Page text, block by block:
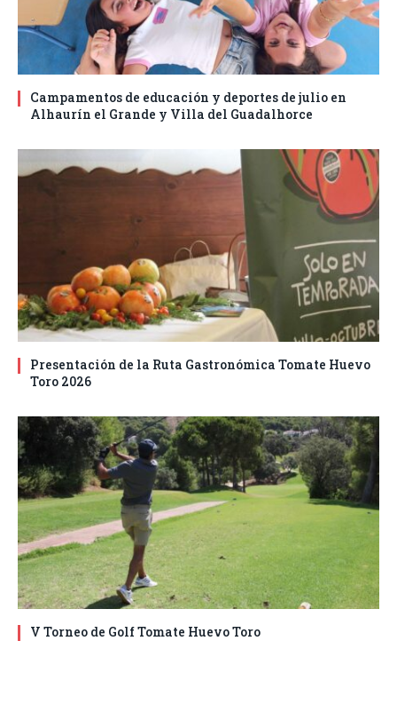
Campamentos de educación y deportes de julio en
Alhaurín el Grande y Villa del Guadalhorce
Presentación de la Ruta Gastronómica Tomate Huevo
Toro 2026
V Torneo de Golf Tomate Huevo Toro